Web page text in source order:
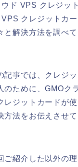
ウド VPS クレジッ
VPS クレジットカ
と解決方法を調べ
記事では、クレジッ
のために、GMOク
レジットカードが
方法をお伝えさせ
ご紹介した以外の